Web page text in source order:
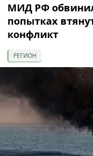
МИД РФ
попытках
конфликт
РЕГИОН